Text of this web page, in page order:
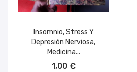
Insomnio, Stress Y
Depresión Nerviosa,
Medicina...
1,00 €